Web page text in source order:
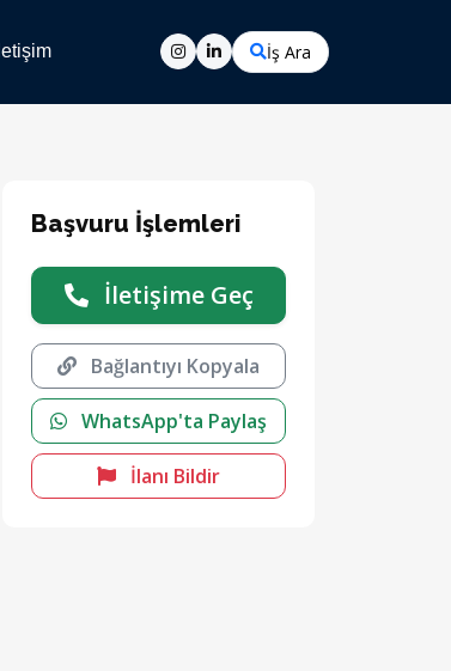
İletişim İş Ara
Başvuru İşlemleri
İletişime Geç
Bağlantıyı Kopyala
WhatsApp'ta Paylaş
İlanı Bildir